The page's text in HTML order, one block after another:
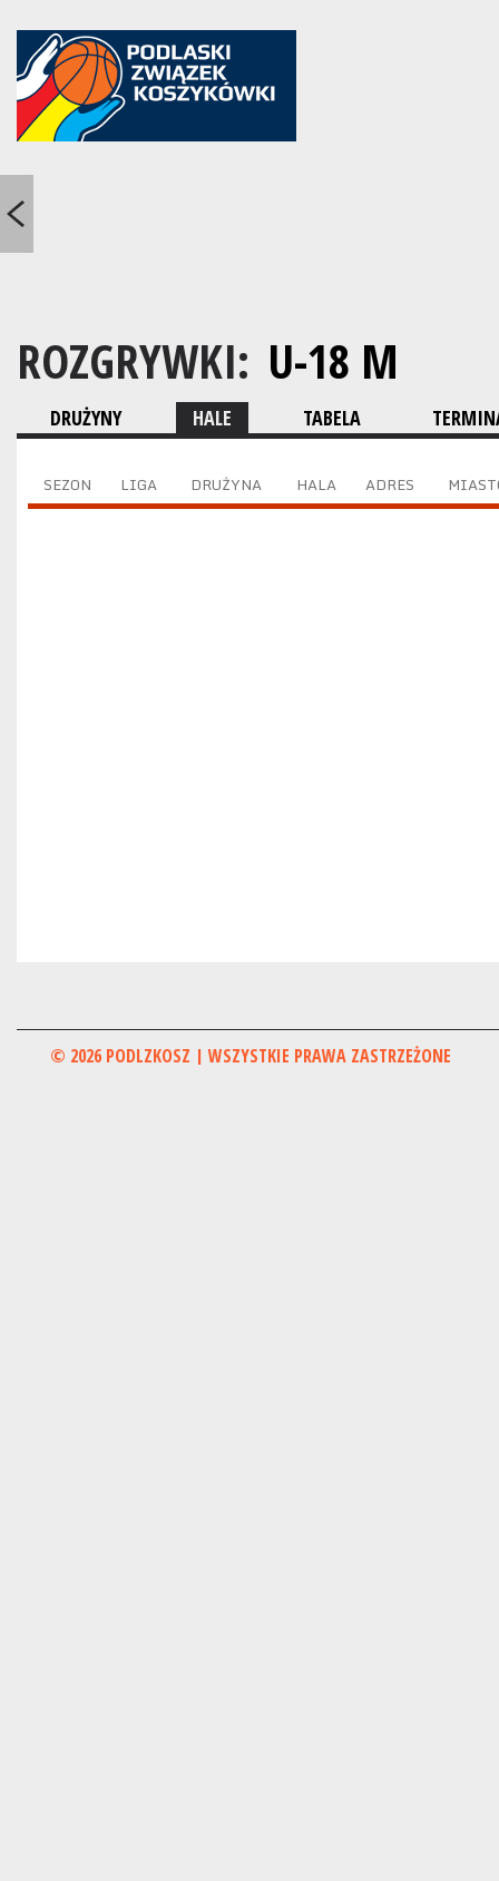
ROZGRYWKI: U-18 M
DRUŻYNY HALE TABELA
SEZON LIGA DRUŻYNA HALA ADRES
© 2026 PODLZKOSZ | WSZYSTKIE PRAWA ZASTRZEŻONE